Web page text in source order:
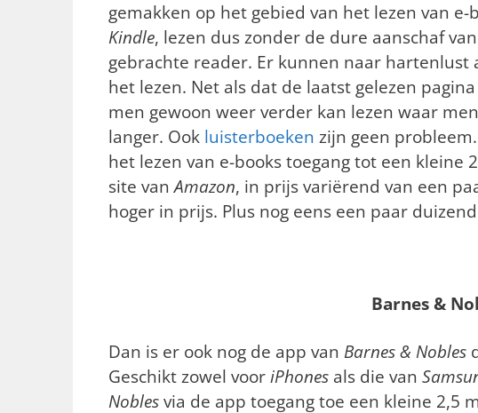
gemakken op het gebied van het lezen van
Kindle, lezen dus zonder de dure aanschaf
gebrachte reader. Er kunnen naar
het lezen. Net als dat de laatst gelezen
men gewoon weer verder kan lezen waar
langer. Ook luisterboeken zijn geen
het lezen van e-books toegang tot een kleine
site vanAmazon, in prijs variërend van een
hoger in prijs. Plus nog eens een paar
Barnes &
Dan is er ook nog de app van Barnes & Nobles
Geschikt zowel voor iPhones als die van
Nobles via de app toegang toe een kleine 2,5